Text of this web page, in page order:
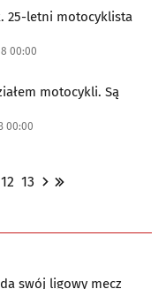
25-letni motocyklista
00:00
motocykli. Są
00:00
12 13
swój ligowy mecz